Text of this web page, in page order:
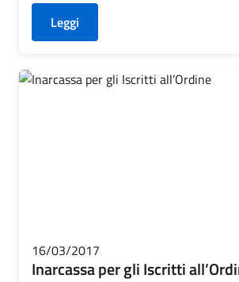
Leggi
16/03/2017
Inarcassa per gli Iscritti